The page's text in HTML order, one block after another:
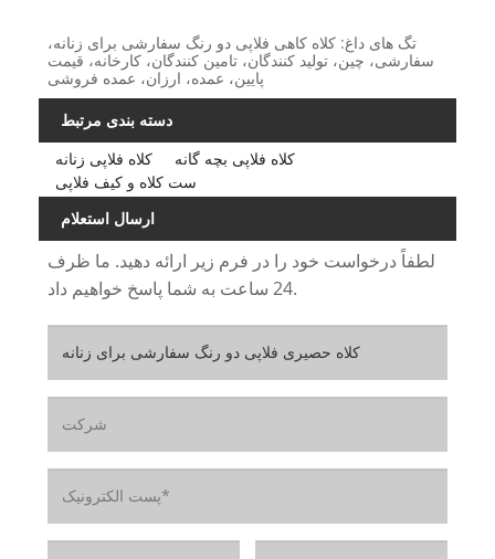
تگ های داغ: کلاه کاهی فلاپی دو رنگ سفارشی برای زنانه،
سفارشی، چین، تولید کنندگان، تامین کنندگان، کارخانه، قیمت
پایین، عمده، ارزان، عمده فروشی
دسته بندی مرتبط
کلاه فلاپی زنانه
کلاه فلاپی بچه گانه
ست کلاه و کیف فلاپی
ارسال استعلام
لطفاً درخواست خود را در فرم زیر ارائه دهید. ما ظرف
24 ساعت به شما پاسخ خواهیم داد.